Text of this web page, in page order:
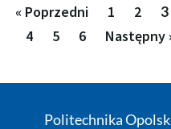
« Poprzedni 1 2 3
4 5 6 Następny
Politechnika